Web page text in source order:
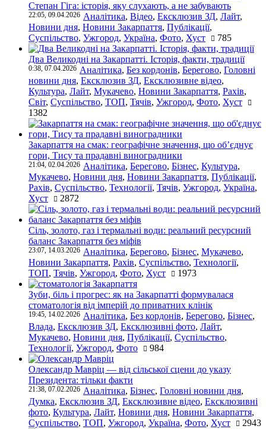
Степан Гіга: історія, яку слухають, а не забувають
22:05, 09.04.2026 Аналітика, Відео, Ексклюзив ЗД, Лайт,
Новини дня, Новини Закарпаття, Публікації,
Суспільство, Ужгород, Україна, Фото, Хуст 785
Два Великодні на Закарпатті. Історія, факти, традиції
0:38, 07.04.2026 Аналітика, Без кордонів, Берегово, Головні
новини дня, Ексклюзив ЗД, Ексклюзивне відео,
Культура, Лайт, Мукачево, Новини Закарпаття, Рахів,
Світ, Суспільство, ТОП, Тячів, Ужгород, Фото, Хуст
1382
Закарпаття на смак: географічне значення, що об’єднує
гори, Тису та прадавні виноградники
21:04, 02.04.2026 Аналітика, Берегово, Бізнес, Культура,
Мукачево, Новини дня, Новини Закарпаття, Публікації,
Рахів, Суспільство, Технології, Тячів, Ужгород, Україна,
Хуст
2872
Сіль, золото, газ і термальні води: реальний ресурсний
баланс Закарпаття без міфів
23:07, 14.03.2026 Аналітика, Берегово, Бізнес, Мукачево,
Новини Закарпаття, Рахів, Суспільство, Технології,
ТОП, Тячів, Ужгород, Фото, Хуст 1973
Зуби, біль і прогрес: як на Закарпатті формувалася
стоматологія від імперій до приватних клінік
19:45, 14.02.2026 Аналітика, Без кордонів, Берегово, Бізнес,
Влада, Ексклюзив ЗД, Ексклюзивні фото, Лайт,
Мукачево, Новини дня, Публікації, Суспільство,
Технології, Ужгород, Фото 984
Олександр Мавріц — від сільської сцени до указу
Президента: тільки факти
21:38, 07.02.2026 Аналітика, Бізнес, Головні новини дня,
Думка, Ексклюзив ЗД, Ексклюзивне відео, Ексклюзивні
фото, Культура, Лайт, Новини дня, Новини Закарпаття,
Суспільство, ТОП, Ужгород, Україна, Фото, Хуст 2943